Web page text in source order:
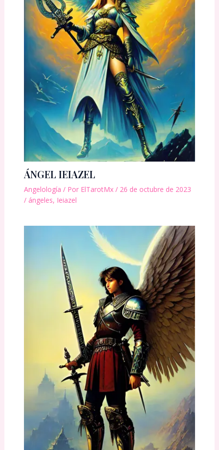
ÁNGEL IEIAZEL
Angelología / Por ElTarotMx / 26 de octubre de 2023
/ ángeles, Ieiazel